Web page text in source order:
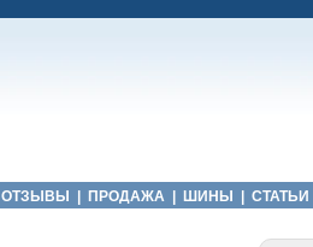
ОТЗЫВЫ ПРОДАЖА ШИНЫ СТАТЬИ